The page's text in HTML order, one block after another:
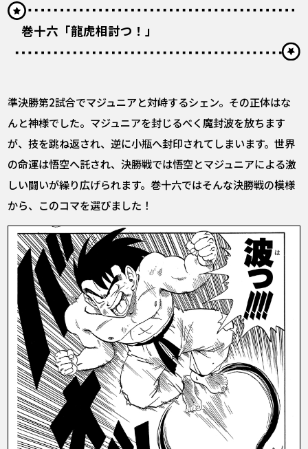
巻十六「龍虎相討つ！」
準決勝第2試合でマジュニアと対峙するシェン。その正体はな
んと神様でした。マジュニアを封じるべく魔封波を放ちます
が、技を跳ね返され、逆に小瓶へ封印されてしまいます。世界
の命運は悟空へ託され、決勝戦では悟空とマジュニアによる激
しい闘いが繰り広げられます。巻十六ではそんな決勝戦の模様
から、このコマを選びました！